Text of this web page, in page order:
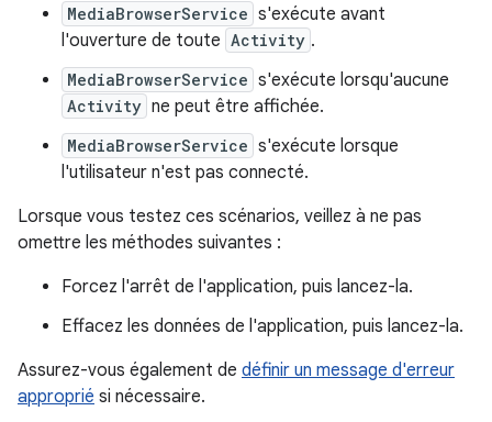
MediaBrowserService s'exécute avant
l'ouverture de toute Activity .
MediaBrowserService s'exécute lorsqu'aucune
Activity ne peut être affichée.
MediaBrowserService s'exécute lorsque
l'utilisateur n'est pas connecté.
Lorsque vous testez ces scénarios, veillez à ne pas
omettre les méthodes suivantes :
Forcez l'arrêt de l'application, puis lancez-la.
Effacez les données de l'application, puis lancez-la.
Assurez-vous également de définir un message d'erreur
approprié si nécessaire.